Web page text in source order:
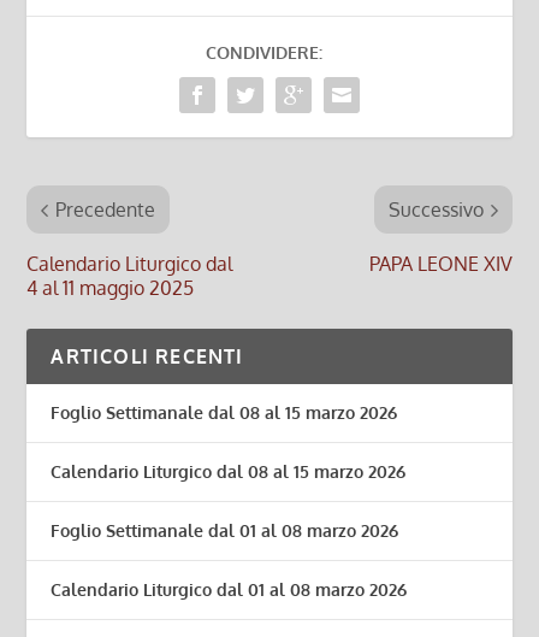
CONDIVIDERE:
Precedente
Calendario Liturgico dal
4 al 11 maggio 2025
Successivo
PAPA LEONE XIV
ARTICOLI RECENTI
Foglio Settimanale dal 08 al 15 marzo 2026
Calendario Liturgico dal 08 al 15 marzo 2026
Foglio Settimanale dal 01 al 08 marzo 2026
Calendario Liturgico dal 01 al 08 marzo 2026